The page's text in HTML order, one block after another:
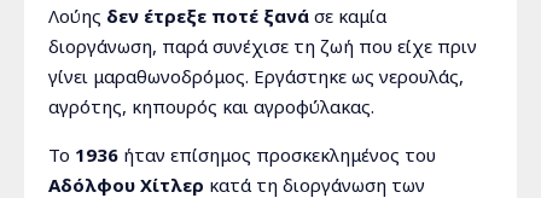
Λούης δεν έτρεξε ποτέ ξανά σε καμία
διοργάνωση, παρά συνέχισε τη ζωή που είχε πριν
γίνει μαραθωνοδρόμος. Εργάστηκε ως νερουλάς,
αγρότης, κηπουρός και αγροφύλακας.
Το 1936 ήταν επίσημος προσκεκλημένος του
Αδόλφου Χίτλερ κατά τη διοργάνωση των